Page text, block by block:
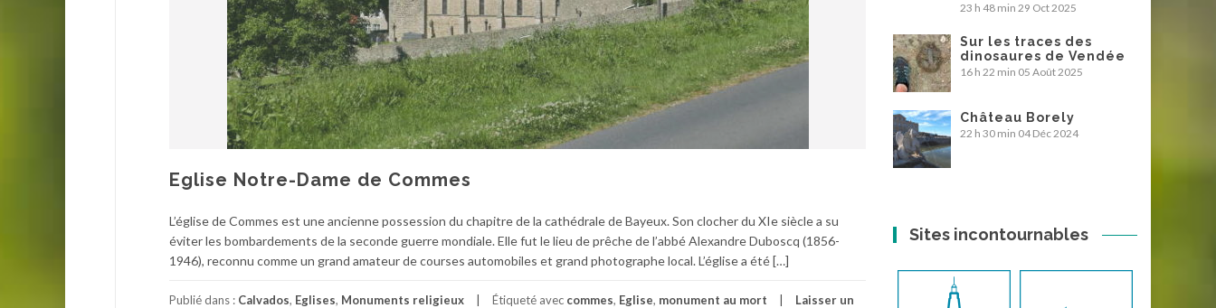
Eglise Notre-Dame de Commes
L’église de Commes est une ancienne possession du chapitre de la cathédrale de Bayeux. Son clocher du XIe siècle a su
éviter les bombardements de la seconde guerre mondiale. Elle fut le lieu de prêche de l’abbé Alexandre Duboscq (1856-
1946), reconnu comme un grand amateur de courses automobiles et grand photographe local. L’église a été […]
Publié dans : Calvados, Eglises, Monuments religieux Étiqueté avec commes, Eglise, monument au mort Laisser un
23 h 48 min 29 Oct 2025
Sur les traces des
dinosaures de Vendée
16 h 22 min 05 Août 2025
Château Borely
22 h 30 min 04 Déc 2024
Sites incontournables